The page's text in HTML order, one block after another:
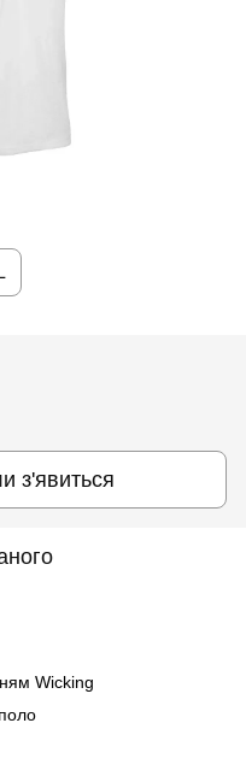
з'явиться
Wicking